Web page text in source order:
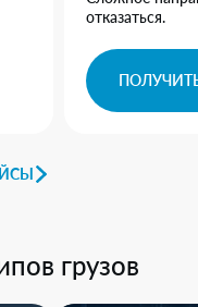
отказаться.
грузов